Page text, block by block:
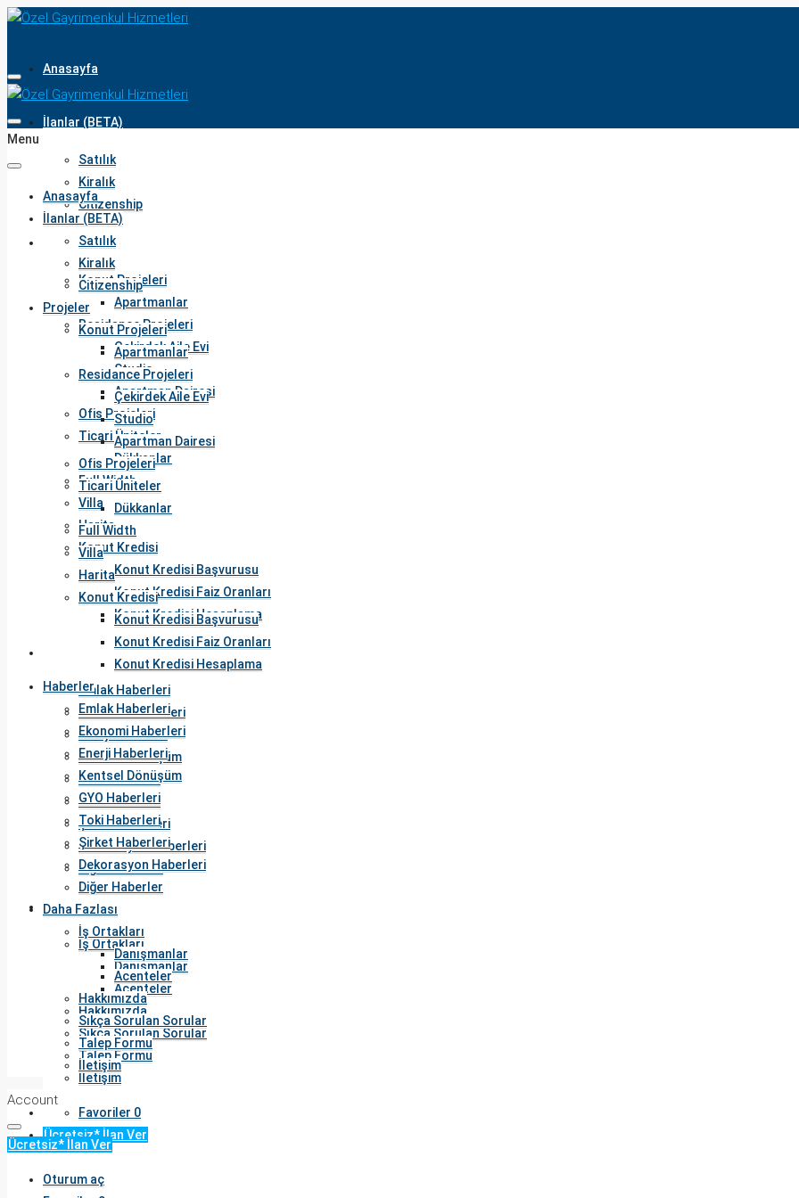
Anasayfa
İlanlar (BETA)
Satılık
Kiralık
Citizenship
Projeler
Konut Projeleri
Apartmanlar
Residance Projeleri
Çekirdek Aile Evi
Studio
Apartman Dairesi
Ofis Projeleri
Ticari Üniteler
Dükkanlar
Full Width
Villa
Harita
Konut Kredisi
Konut Kredisi Başvurusu
Konut Kredisi Faiz Oranları
Konut Kredisi Hesaplama
Emlak Haberleri
Ekonomi Haberleri
Enerji Haberleri
Kentsel Dönüşüm
GYO Haberleri
Toki Haberleri
Şirket Haberleri
Dekorasyon Haberleri
Diğer Haberler
Daha Fazlası
İş Ortakları
Danışmanlar
Acenteler
Hakkımızda
Sıkça Sorulan Sorular
Talep Formu
İletişim
Favoriler 0
Ücretsiz* İlan Ver
Menu
Anasayfa
İlanlar (BETA)
Satılık
Kiralık
Citizenship
Projeler
Konut Projeleri
Apartmanlar
Residance Projeleri
Çekirdek Aile Evi
Studio
Apartman Dairesi
Ofis Projeleri
Ticari Üniteler
Dükkanlar
Full Width
Villa
Harita
Konut Kredisi
Konut Kredisi Başvurusu
Konut Kredisi Faiz Oranları
Konut Kredisi Hesaplama
Haberler
Emlak Haberleri
Ekonomi Haberleri
Enerji Haberleri
Kentsel Dönüşüm
GYO Haberleri
Toki Haberleri
Şirket Haberleri
Dekorasyon Haberleri
Diğer Haberler
Daha Fazlası
İş Ortakları
Danışmanlar
Acenteler
Hakkımızda
Sıkça Sorulan Sorular
Talep Formu
İletişim
Account
Ücretsiz* İlan Ver
Oturum aç